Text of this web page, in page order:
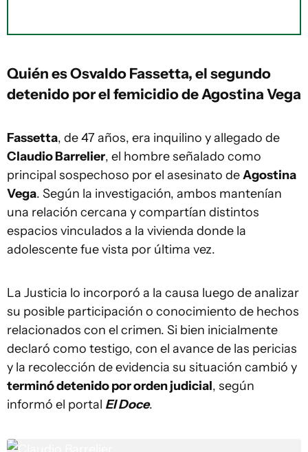
Quién es Osvaldo Fassetta, el segundo
detenido por el femicidio de Agostina Vega
Fassetta, de 47 años, era inquilino y allegado de
Claudio Barrelier, el hombre señalado como
principal sospechoso por el asesinato deAgostina
Vega. Según la investigación, ambos mantenían
una relación cercana y compartían distintos
espacios vinculados a la vivienda donde la
adolescente fue vista por última vez.
La Justicia lo incorporó a la causa luego de analizar
su posible participación o conocimiento de hechos
relacionados con el crimen. Si bien inicialmente
declaró como testigo, con el avance de las pericias
y la recolección de evidencia su situación cambió y
terminó detenido por orden judicial, según
informó el portal El Doce.